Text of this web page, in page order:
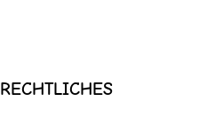
RECHTLICHES